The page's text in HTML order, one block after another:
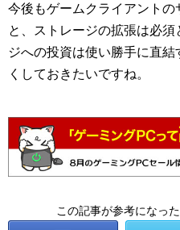
今後もゲームクライアント
と、ストレージの拡張は必
ジへの投資は使い勝手に直
くしておきたいですね。
この記事が参考になっ